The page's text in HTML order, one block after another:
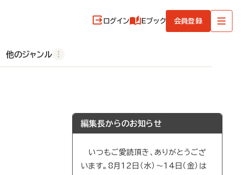
ログイン Eブック 会員登録
他のジャンル
編集長からのお知らせ
いつもご愛読頂き、ありがとうござ
います。8月12日（水）～14日（金）は